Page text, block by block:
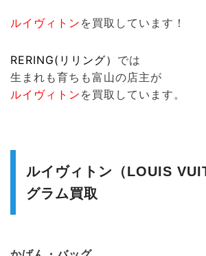
ルイヴィトン を買取しています！
RERING(リリング） では
生まれも育ちも富山の店主が
ルイヴィトン を買取しています。
ルイヴィトン（LOUIS
グラム買取